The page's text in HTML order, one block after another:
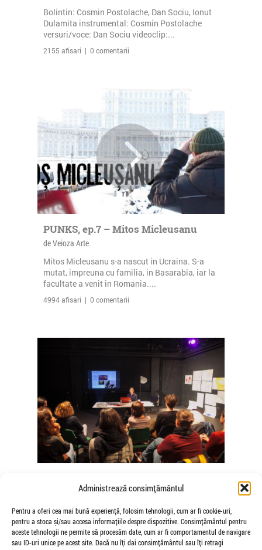
Administrează consimțământul
Pentru a oferi cea mai bună experiență, folosim tehnologii, cum ar fi cookie-uri,
pentru a stoca și/sau accesa informațiile despre dispozitive. Consimțământul pentru
aceste tehnologii ne permite să procesăm date, cum ar fi comportamentul de navigare
sau ID-uri unice pe acest site. Dacă nu îți dai consimțământul sau îți retragi
Bolintin: Cosmin Postolache, Dan Sociu, Ionut
Dulamita instrumental: Cosmin Postolache
versuri/voce: Dan Sociu videoclip:...
2155 afisari | 0 comentarii
PUNKS, ep.7 – Mitos Micleusanu
de Veioza Arte
Mitos Micleusanu s-a nascut in Ucraina. S-a
mutat, impreuna cu familia, in Basarabia, iar la
facultate a venit in Romania....
4994 afisari | 0 comentarii
Somatice susținute de coregrafele
Mădălina Dan și Valentina De Piante
Niculae
de Veioza Arte